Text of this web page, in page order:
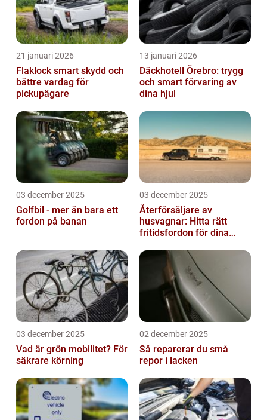
21 januari 2026
Flaklock smart skydd och
bättre vardag för
pickupägare
13 januari 2026
Däckhotell Örebro: trygg
och smart förvaring av
dina hjul
03 december 2025
Golfbil - mer än bara ett
fordon på banan
03 december 2025
Återförsäljare av
husvagnar: Hitta rätt
fritidsfordon för dina
03 december 2025
Vad är grön mobilitet? För
säkrare körning
02 december 2025
Så reparerar du små
repor i lacken